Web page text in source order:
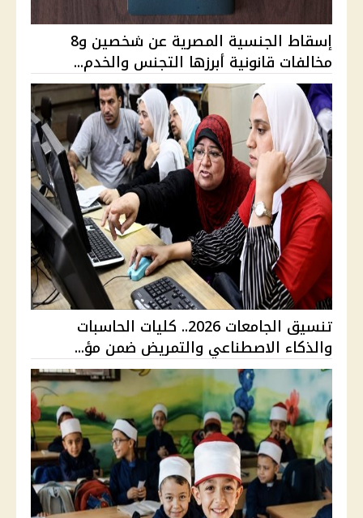
إسقاط الجنسية المصرية عن شخصين و8
مخالفات قانونية أبرزها التجنس والخدم...
تنسيق الجامعات 2026.. كليات الحاسبات
والذكاء الاصطناعي والتمريض ضمن مؤ...